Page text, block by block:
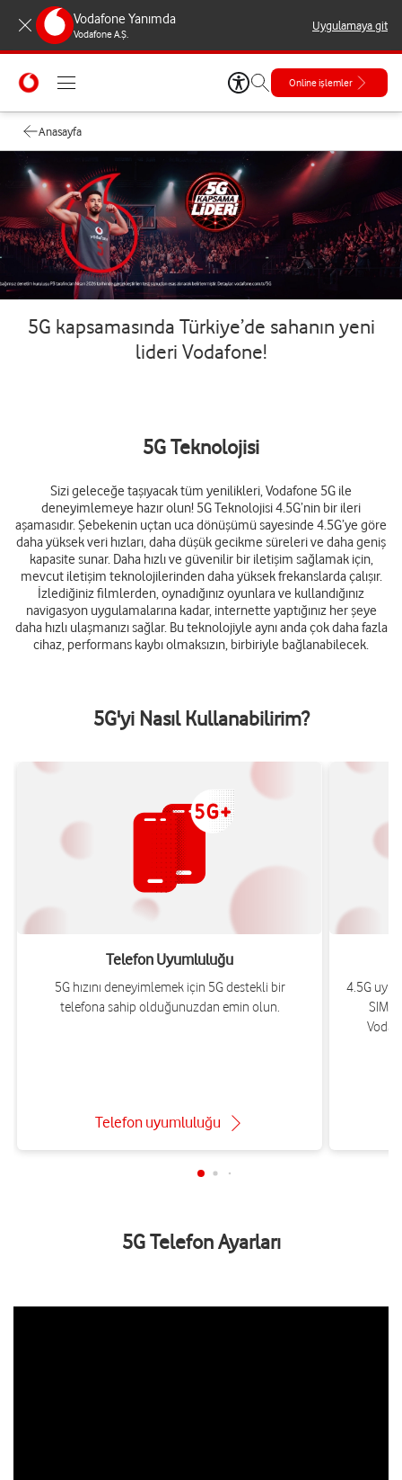
Vodafone Yanımda
Vodafone A.Ş.
Uygulamaya git
Online işlemler
Anasayfa
5G kapsamasında Türkiye’de sahanın yeni
lideri Vodafone!
5G Teknolojisi
Sizi geleceğe taşıyacak tüm yenilikleri, Vodafone 5G ile
deneyimlemeye hazır olun! 5G Teknolojisi 4.5G’nin bir ileri
aşamasıdır. Şebekenin uçtan uca dönüşümü sayesinde 4.5G’ye göre
daha yüksek veri hızları, daha düşük gecikme süreleri ve daha geniş
kapasite sunar. Daha hızlı ve güvenilir bir iletişim sağlamak için,
mevcut iletişim teknolojilerinden daha yüksek frekanslarda çalışır.
İzlediğiniz filmlerden, oynadığınız oyunlara ve kullandığınız
navigasyon uygulamalarına kadar, internette yaptığınız her şeye
daha hızlı ulaşmanızı sağlar. Bu teknolojiyle aynı anda çok daha fazla
cihaz, performans kaybı olmaksızın, birbiriyle bağlanabilecek.
5G'yi Nasıl Kullanabilirim?
Telefon Uyumluluğu
5G hızını deneyimlemek için 5G destekli bir
telefona sahip olduğunuzdan emin olun.
Telefon uyumluluğu
4.5G
SIM
5G Telefon Ayarları